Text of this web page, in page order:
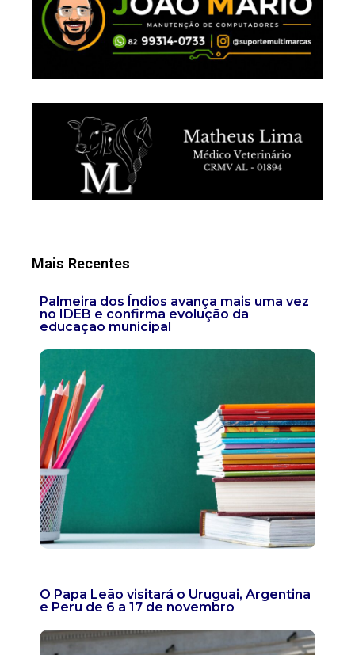
Mais Recentes
Palmeira dos Índios avança mais uma vez
no IDEB e confirma evolução da
educação municipal
O Papa Leão visitará o Uruguai, Argentina
e Peru de 6 a 17 de novembro